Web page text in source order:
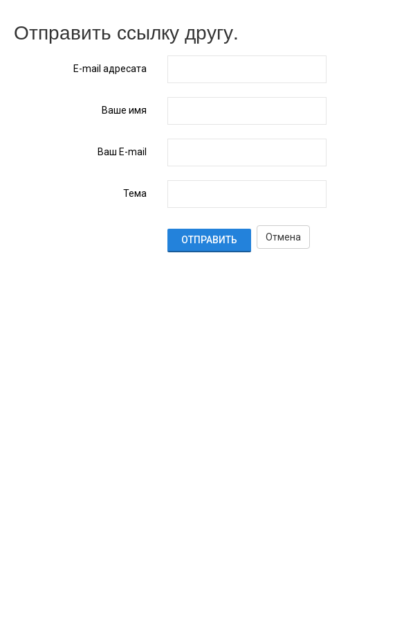
Отправить ссылку другу.
E-mail адресата
Ваше имя
Ваш E-mail
Тема
ОТПРАВИТЬ Отмена